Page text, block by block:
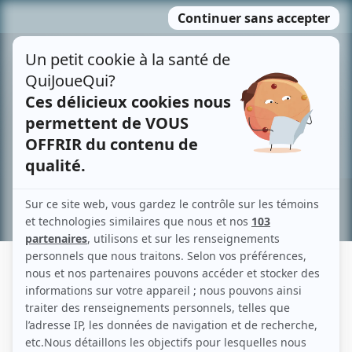
MENU
contenu
Recherche avancée »
DANIELLE DESROSIERS
Liens
Fiche de Danielle Desrosiers sur Showbizz.net